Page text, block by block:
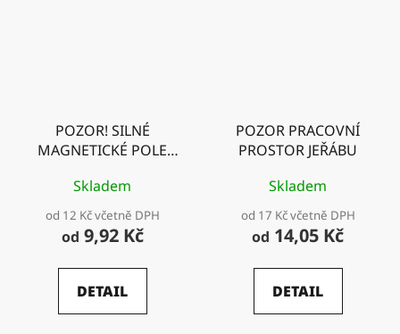
POZOR! SILNÉ
MAGNETICKÉ POLE
VSTUPU S
KARDIOSTIMULÁTOREM
Skladem
od 12 Kč včetně DPH
od 9,92 Kč
DETAIL
POZOR PRACOVNÍ
PROSTOR JEŘÁBU
Skladem
od 17 Kč včetně DPH
od 14,05 Kč
DETAIL